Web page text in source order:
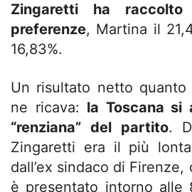
Zingaretti ha
preferenze, Martina il
16,83%.
Un risultato netto
ne ricava: la Toscana si
“renziana” del partito.
Zingaretti era il più
dall’ex sindaco di
è presentato intorno alle